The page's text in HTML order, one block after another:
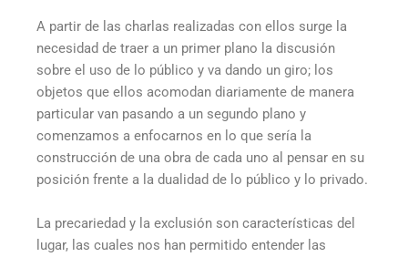
A partir de las charlas realizadas con ellos surge la
necesidad de traer a un primer plano la discusión
sobre el uso de lo público y va dando un giro; los
objetos que ellos acomodan diariamente de manera
particular van pasando a un segundo plano y
comenzamos a enfocarnos en lo que sería la
construcción de una obra de cada uno al pensar en su
posición frente a la dualidad de lo público y lo privado.
La precariedad y la exclusión son características del
lugar, las cuales nos han permitido entender las